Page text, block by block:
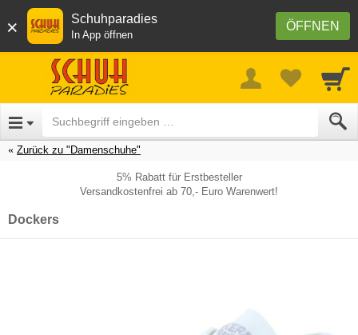
× ÖFFNEN
Schuhparadies
In App öffnen
Zurück zu "Damenschuhe"
5% Rabatt für Erstbesteller
Versandkostenfrei ab 70,- Euro Warenwert!
Dockers